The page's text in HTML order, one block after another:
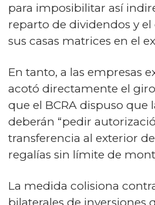
para imposibilitar así
reparto de dividendos y el
sus casas matrices en el
En tanto, a las empresas
acotó directamente el
que el BCRA dispuso que
deberán “pedir
transferencia al exterior
regalías sin límite de
La medida colisiona